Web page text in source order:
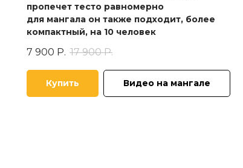
пропечет тесто равномерно
для мангала он также подходит, более
компактный, на 10 человек
7 900 Р. 17 900 Р.
Купить Видео на мангале